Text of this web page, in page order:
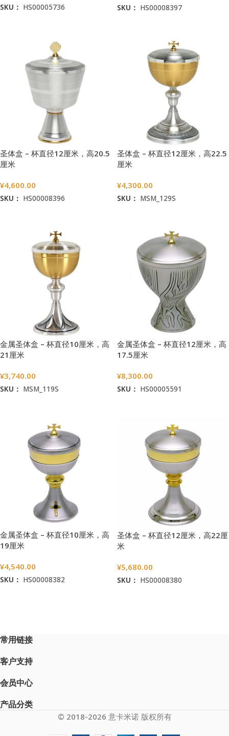
SKU： HS00005736 SKU： HS00008397
圣体盒 – 杯直径12厘米，高20.5
厘米
¥4,600.00
SKU： HS00008396
圣体盒 – 杯直径12厘米，高22.5
厘米
¥4,300.00
SKU： MSM_129S
金属圣体盒 – 杯直径10厘米，高
21厘米
¥3,740.00
SKU： MSM_119S
金属圣体盒 – 杯直径12厘米，高
17.5厘米
¥8,300.00
SKU： HS00005591
金属圣体盒 – 杯直径10厘米，高
19厘米
¥4,540.00
SKU： HS00008382
圣体盒 – 杯直径12厘米，高22厘
米
¥5,680.00
SKU： HS00008380
常用链接
客户支持
会员中心
产品分类
© 2018-2026 意卡米诺 版权所有